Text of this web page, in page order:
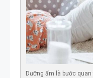
Dưỡng ẩm là bước